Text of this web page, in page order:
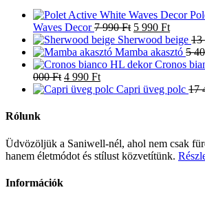
Waves Decor 7 990Ft Original
price
was:
7
5 990 FtCurrent
price
is:
5
Sherwood beige
Mamba akasztó 5
Cronos
000Ft Original
price
4 990 FtCurrent
priceCapri üveg polc 17
Rólunk
Üdvözöljük a Saniwell-nél, ahol nem csak
hanem életmódot és stílust közvetítünk.
Információk